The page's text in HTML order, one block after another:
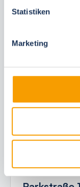
Statistiken
Marketing
Ostseebad